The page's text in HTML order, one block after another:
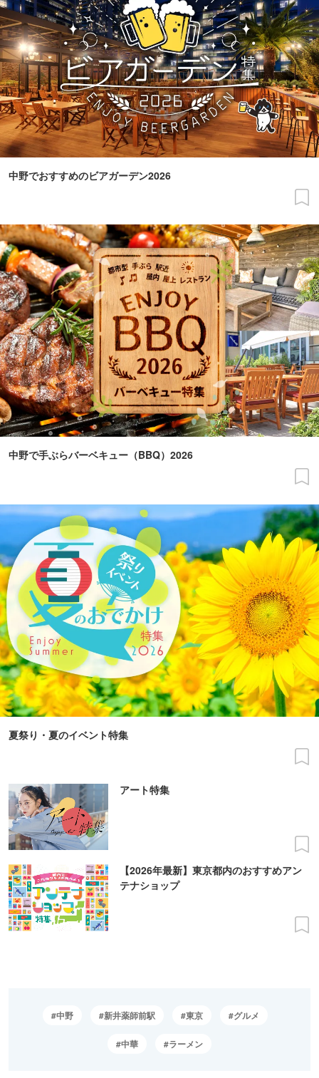
中野でおすすめのビアガーデン2026
中野で手ぶらバーベキュー（BBQ）2026
夏祭り・夏のイベント特集
アート特集
【2026年最新】東京都内のおすすめアン
テナショップ
中野 新井薬師前駅 東京 グルメ
中華 ラーメン